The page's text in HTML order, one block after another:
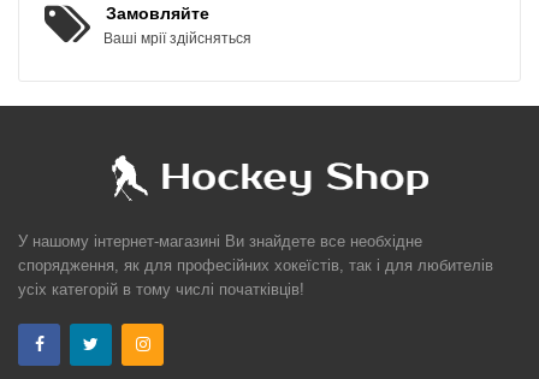
Замовляйте
Ваші мрії здійсняться
У нашому інтернет-магазині Ви знайдете все необхідне
спорядження, як для професійних хокеїстів, так і для любителів
усіх категорій в тому числі початківців!